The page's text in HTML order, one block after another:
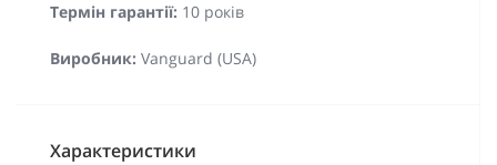
Термін гарантії: 10 років
Виробник: Vanguard (USA)
Характеристики